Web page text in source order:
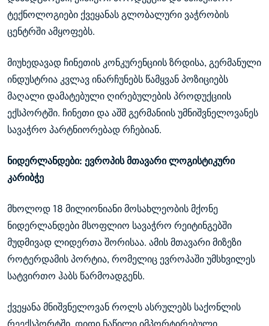
ტექნოლოგიები ქვეყანას გლობალური ვაჭრობის
ცენტრში ამყოფებს.
მიუხედავად ჩინეთის კონკურენციის ზრდისა, გერმანული
ინდუსტრია კვლავ ინარჩუნებს წამყვან პოზიციებს
მაღალი დამატებული ღირებულების პროდუქციის
ექსპორტში. ჩინეთი და აშშ გერმანიის უმნიშვნელოვანეს
სავაჭრო პარტნიორებად რჩებიან.
ნიდერლანდები: ევროპის მთავარი ლოგისტიკური
კარიბჭე
მხოლოდ 18 მილიონიანი მოსახლეობის მქონე
ნიდერლანდები მსოფლიო სავაჭრო რეიტინგებში
მუდმივად ლიდერთა შორისაა. ამის მთავარი მიზეზი
როტერდამის პორტია, რომელიც ევროპაში უმსხვილეს
სატვირთო ჰაბს წარმოადგენს.
ქვეყანა მნიშვნელოვან როლს ასრულებს საქონლის